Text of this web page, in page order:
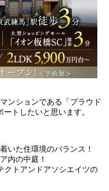
ンションである「プラウド
トしたいと思います。
いた住環境のバランス！
内の中庭！
クトアンドアソシエイツの